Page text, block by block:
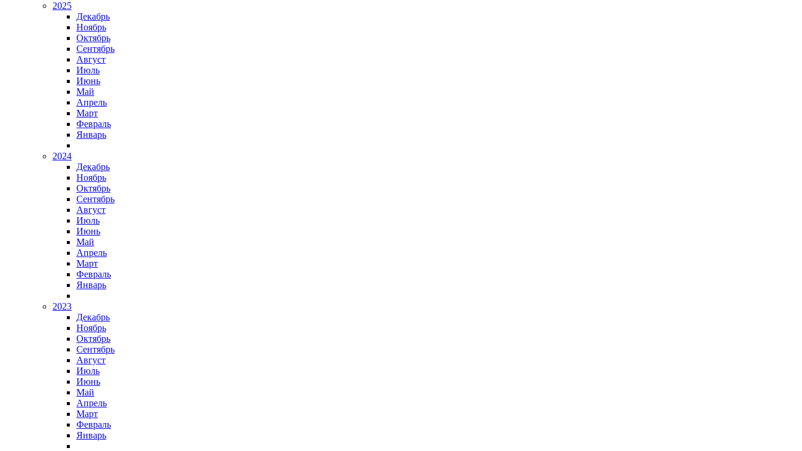
2025
Декабрь
Ноябрь
Октябрь
Сентябрь
Август
Июль
Июнь
Май
Апрель
Март
Февраль
Январь
2024
Декабрь
Ноябрь
Октябрь
Сентябрь
Август
Июль
Июнь
Май
Апрель
Март
Февраль
Январь
2023
Декабрь
Ноябрь
Октябрь
Сентябрь
Август
Июль
Июнь
Май
Апрель
Март
Февраль
Январь